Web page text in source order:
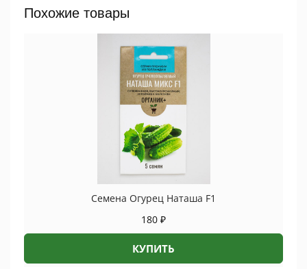
quantity
Похожие товары
Семена Огурец Наташа F1
180 ₽
КУПИТЬ